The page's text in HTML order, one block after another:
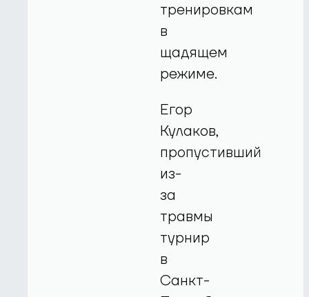
тренировкам
в
щадящем
режиме.
Егор
Кулаков,
пропустивший
из-
за
травмы
турнир
в
Санкт-